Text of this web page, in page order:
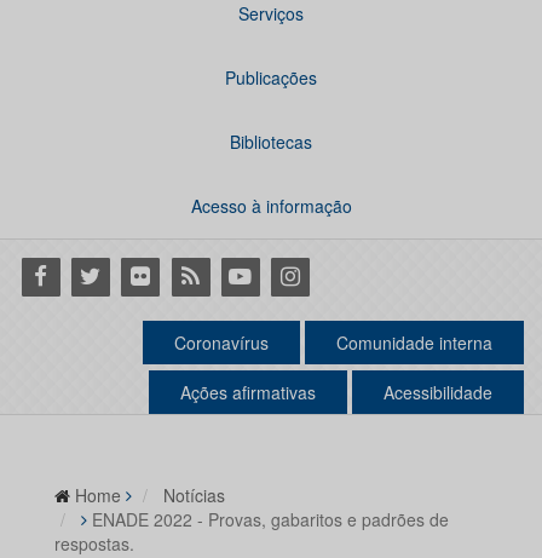
Serviços
Publicações
Bibliotecas
Acesso à informação
Facebook
Twitter Flickr RSS YoutubeInstagram
Coronavírus Comunidade interna
Ações afirmativas Acessibilidade
Home
Notícias
ENADE 2022 - Provas, gabaritos e padrões de
respostas.